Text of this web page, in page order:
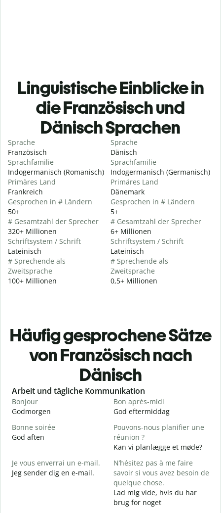
Linguistische Einblicke in
die Französisch und
Dänisch Sprachen
Sprache
Französisch
Sprachfamilie
Indogermanisch (Romanisch)
Primäres Land
Frankreich
Gesprochen in # Ländern
50+
# Gesamtzahl der Sprecher
320+ Millionen
Schriftsystem / Schrift
Lateinisch
# Sprechende als
Zweitsprache
100+ Millionen
Sprache
Dänisch
Sprachfamilie
Indogermanisch (Germanisch)
Primäres Land
Dänemark
Gesprochen in # Ländern
5+
# Gesamtzahl der Sprecher
6+ Millionen
Schriftsystem / Schrift
Lateinisch
# Sprechende als
Zweitsprache
0,5+ Millionen
Häufig gesprochene Sätze
von Französisch nach
Dänisch
Slide 1 of 6
Arbeit und tägliche Kommunikation
Bonjour
Godmorgen
Bon après-midi
God eftermiddag
Bonne soirée
God aften
Pouvons-nous planifier une
réunion ?
Kan vi planlægge et møde?
Je vous enverrai un e-mail.
Jeg sender dig en e-mail.
N’hésitez pas à me faire
savoir si vous avez besoin de
quelque chose.
Lad mig vide, hvis du har
brug for noget